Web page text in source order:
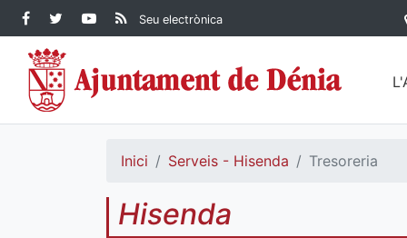
Contingut principal
Facebook Ajuntament de
Dénia
Twitter Ajuntament de
Dénia
YouTube Ajuntament
de Dénia
RSS Actualitat
Ajuntament de
Seu electrònica
Inici Serveis - Hisenda Tresoreria
Hisenda